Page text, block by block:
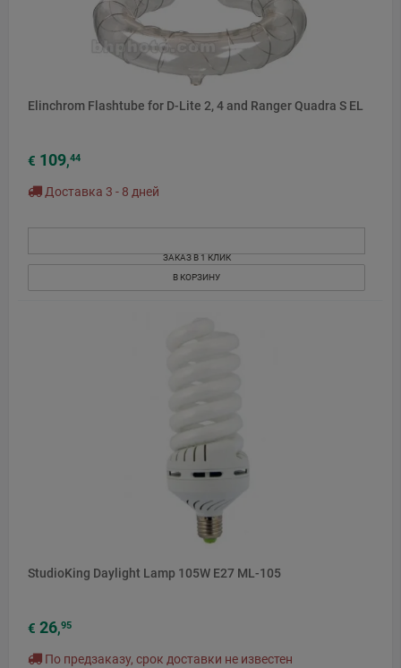
Elinchrom Flashtube for D-Lite 2, 4 and Ranger Quadra S EL
€ 109,44
Доставка 3 - 8 дней
ЗАКАЗ В 1 КЛИК
В КОРЗИНУ
StudioKing Daylight Lamp 105W E27 ML-105
€ 26,95
По предзаказу, срок доставки не известен